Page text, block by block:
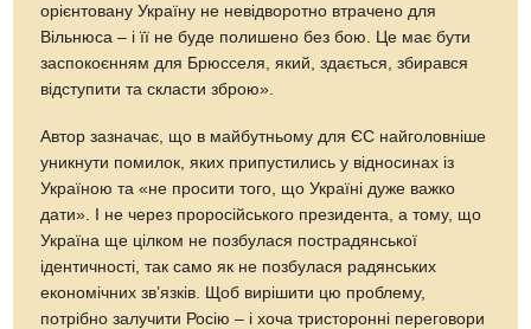
орієнтовану Україну не невідворотно втрачено для
Вільнюса – і її не буде полишено без бою. Це має бути
заспокоєнням для Брюсcеля, який, здається, збирався
відступити та скласти зброю».
Автор зазначає, що в майбутньому для ЄС найголовніше
уникнути помилок, яких припустились у відносинах із
Україною та «не просити того, що Україні дуже важко
дати». І не через проросійського президента, а тому, що
Україна ще цілком не позбулася пострадянської
ідентичності, так само як не позбулася радянських
економічних зв’язків. Щоб вирішити цю проблему,
потрібно залучити Росію – і хоча тристоронні переговори